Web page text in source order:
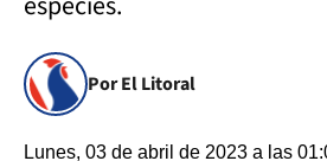
Por El Litoral
Lunes, 03 de abril de 2023 a las